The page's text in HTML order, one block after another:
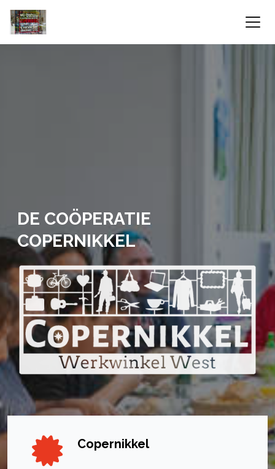
DE COÖPERATIE
COPERNIKKEL
Copernikkel